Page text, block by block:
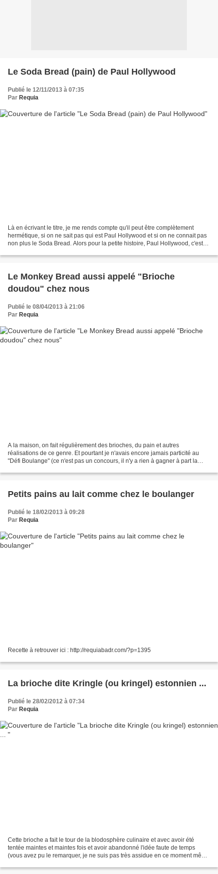
Le Soda Bread (pain) de Paul Hollywood
Publié le 12/11/2013 à 07:35
Par Requia
Là en écrivant le titre, je me rends compte qu'il peut être complètement
hermétique, si on ne sait pas qui est Paul Hollywood et si on ne connait pas
non plus le Soda Bread. Alors pour la petite histoire, Paul Hollywood, c'est
Le Monkey Bread aussi appelé "Brioche
doudou" chez nous
Publié le 08/04/2013 à 21:06
Par Requia
A la maison, on fait régulièrement des brioches, du pain et autres
réalisations de ce genre. Et pourtant je n'avais encore jamais particité au
"Défi Boulange" (ce n'est pas un concours, il n'y a rien à gagner à part la
Petits pains au lait comme chez le boulanger
Publié le 18/02/2013 à 09:28
Par Requia
Recette à retrouver ici : http://requiabadr.com/?p=1395
La brioche dite Kringle (ou kringel) estonnien ...
Publié le 28/02/2012 à 07:34
Par Requia
Cette brioche a fait le tour de la blodosphère culinaire et avec avoir été
tentée maintes et maintes fois et avoir abandonné l'idée faute de temps
(vous avez pu le remarquer, je ne suis pas très assidue en ce moment même